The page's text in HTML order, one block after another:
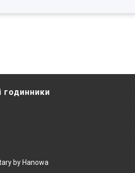
годинники
by Hanowa